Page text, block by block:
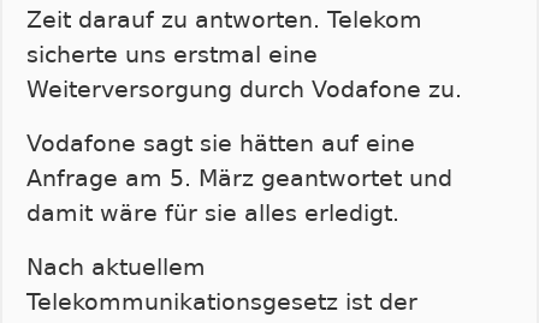
Zeit darauf zu antworten. Telekom
sicherte uns erstmal eine
Weiterversorgung durch Vodafone zu.
Vodafone sagt sie hätten auf eine
Anfrage am 5. März geantwortet und
damit wäre für sie alles erledigt.
Nach aktuellem
Telekommunikationsgesetz ist der